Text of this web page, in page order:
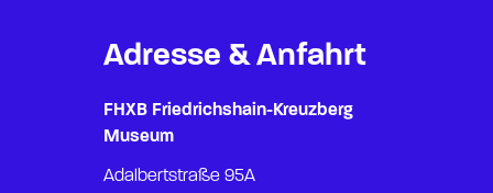
Adresse & Anfahrt
FHXB Friedrichshain-Kreuzberg
Museum
Adalbertstraße 95A